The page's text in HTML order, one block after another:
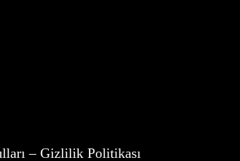
– Gizlilik Politikası